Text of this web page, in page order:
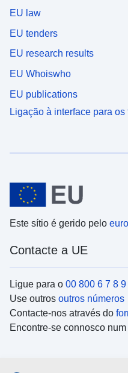
EU law
EU tenders
EU research results
EU Whoiswho
EU publications
Ligação à interface para
Este sítio é gerido pelo
Contacte a UE
Ligue para o 00 800 6 7 8 9
Use outros outros números
Contacte-nos através do
Encontre-se connosco